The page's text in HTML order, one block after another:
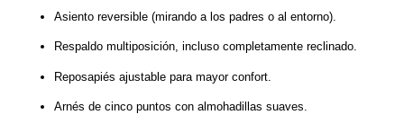
Asiento reversible (mirando a los padres o al entorno).
Respaldo multiposición, incluso completamente reclinado.
Reposapiés ajustable para mayor confort.
Arnés de cinco puntos con almohadillas suaves.